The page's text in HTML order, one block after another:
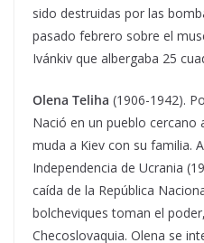
sido destruidas por las
pasado febrero sobre el
Ivánkiv que albergaba 25
Olena Teliha (1906-1942).
Nació en un pueblo cercano
muda a Kiev con su familia.
Independencia de Ucrania
caída de la República
bolcheviques toman el
Checoslovaquia. Olena se